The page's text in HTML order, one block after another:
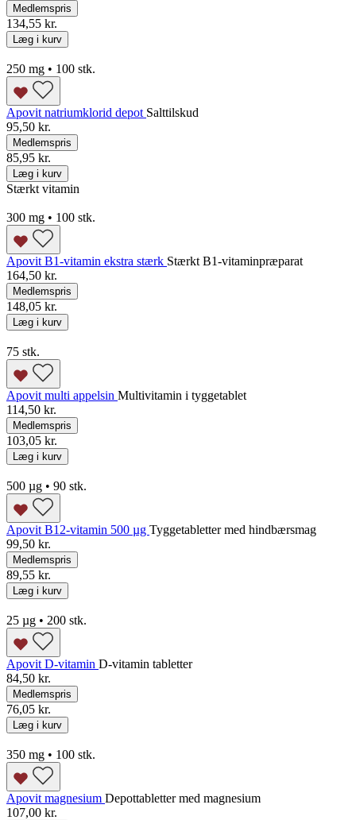
Medlemspris
134,55 kr.
Læg i kurv
250 mg • 100 stk.
Apovit natriumklorid depot Salttilskud
95,50 kr.
Medlemspris
85,95 kr.
Læg i kurv
Stærkt vitamin
300 mg • 100 stk.
Apovit B1-vitamin ekstra stærk Stærkt B1-vitaminpræparat
164,50 kr.
Medlemspris
148,05 kr.
Læg i kurv
75 stk.
Apovit multi appelsin Multivitamin i tyggetablet
114,50 kr.
Medlemspris
103,05 kr.
Læg i kurv
500 µg • 90 stk.
Apovit B12-vitamin 500 µg Tyggetabletter med hindbærsmag
99,50 kr.
Medlemspris
89,55 kr.
Læg i kurv
25 µg • 200 stk.
Apovit D-vitamin D-vitamin tabletter
84,50 kr.
Medlemspris
76,05 kr.
Læg i kurv
350 mg • 100 stk.
Apovit magnesium Depottabletter med magnesium
107,00 kr.